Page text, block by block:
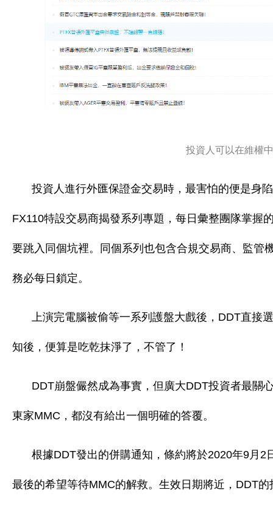
投資人可以在維權
投資人進行外匯保證金交易時，最害怕的便是身
FX110特設交易商揭發系列專題，每日彙整團隊掌握
要跳入同個坑裡。同個系列也包含合規交易商、監管
務必每日鎖定。
上演完電腦被偷等一系列護盤大戲後，DDT直接
知後，便算是吃乾抹淨了，不管了！
DDT崩盤儼然成為事實，但廣大DDT投資者最關
東家MMC，都沒有給出一個明確的答覆。
根據DDT發出的併購通知，條約將於2020年9月
最後的希望等待MMC的解救。生效日期將近，DDT